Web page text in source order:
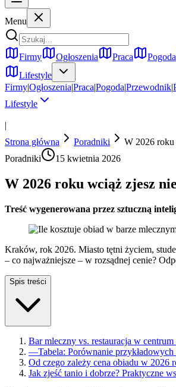
Menu
Firmy Ogłoszenia Praca Pogoda
Lifestyle
Firmy|Ogłoszenia|Praca|Pogoda|Przewodnik|
Lifestyle
|
Strona główna
Poradniki
W 2026 roku
Poradniki
15 kwietnia 2026
W 2026 roku wciąż zjesz
Treść wygenerowana przez sztuczną
Kraków, rok 2026. Miasto tętni życiem,
– co najważniejsze – w rozsądnej cenie?
Spis treści
Bar mleczny vs. restauracja w
—Tabela: Porównanie
Od czego zależy cena obiadu w 2026
Jak zjeść tanio i dobrze? Praktyczne